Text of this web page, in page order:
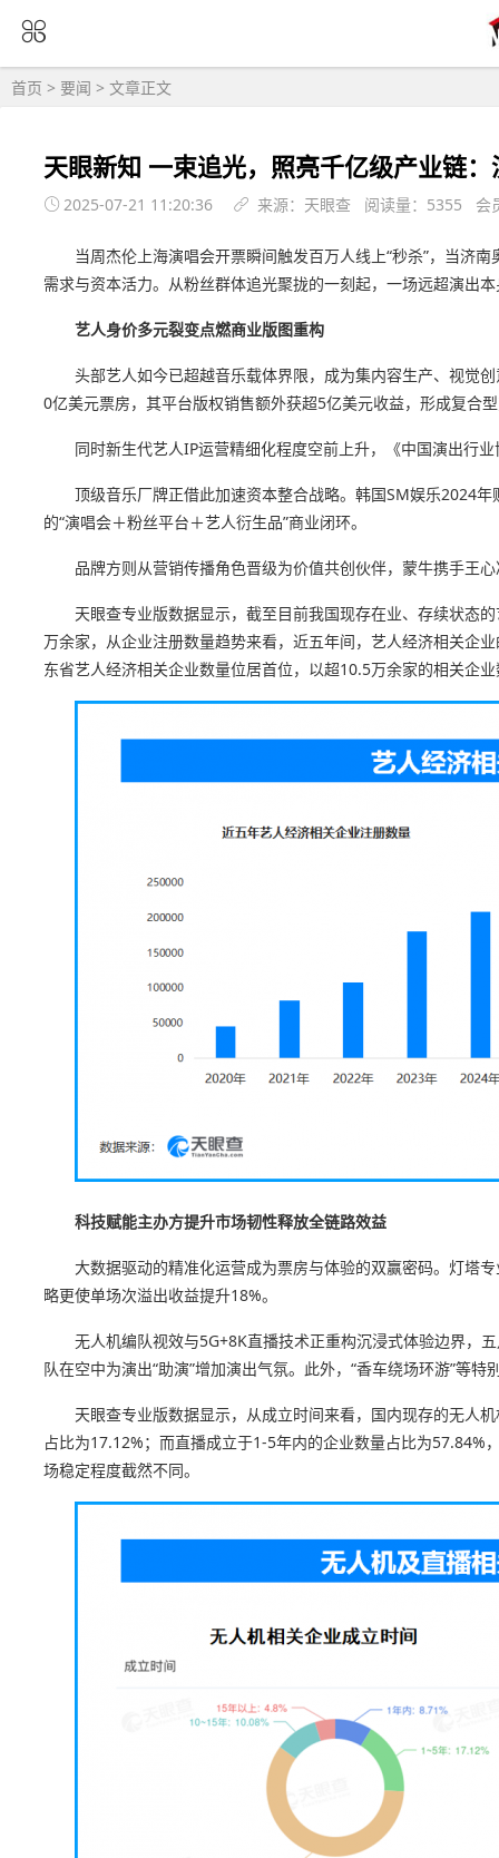
首页 > 要闻 > 文章正文
天眼新知 一束追光，照亮千亿级产业链
2025-07-21 11:20:36 来源：天眼查 阅读量：5355 会
当周杰伦上海演唱会开票瞬间触发百万人线上“秒杀”，当济
需求与资本活力。从粉丝群体追光聚拢的一刻起，一场远超演出
艺人身价多元裂变点燃商业版图重构
头部艺人如今已超越音乐载体界限，成为集内容生产、视觉
0亿美元票房，其平台版权销售额外获超5亿美元收益，形成复合
同时新生代艺人IP运营精细化程度空前上升，《中国演出行
顶级音乐厂牌正借此加速资本整合战略。韩国SM娱乐2024
的“演唱会＋粉丝平台＋艺人衍生品”商业闭环。
品牌方则从营销传播角色晋级为价值共创伙伴，蒙牛携手王
天眼查专业版数据显示，截至目前我国现存在业、存续状态
万余家，从企业注册数量趋势来看，近五年间，艺人经济相关企
东省艺人经济相关企业数量位居首位，以超10.5万余家的相关企
科技赋能主办方提升市场韧性释放全链路效益
大数据驱动的精准化运营成为票房与体验的双赢密码。灯塔
略更使单场次溢出收益提升18%。
无人机编队视效与5G+8K直播技术正重构沉浸式体验边界，
队在空中为演出“助演”增加演出气氛。此外，“香车绕场环游”等
天眼查专业版数据显示，从成立时间来看，国内现存的无人
占比为17.12%；而直播成立于1-5年内的企业数量占比为
场稳定程度截然不同。